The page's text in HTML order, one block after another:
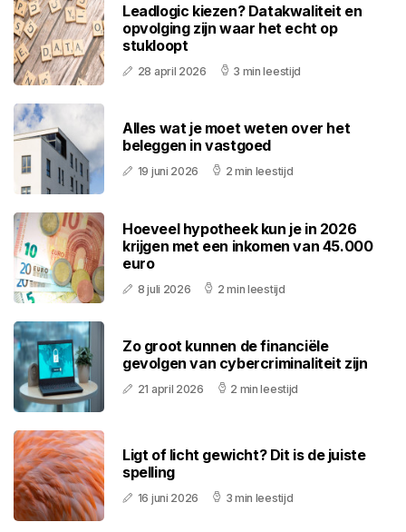
Leadlogic kiezen? Datakwaliteit en
opvolging zijn waar het echt op
stukloopt
28 april 2026 3 min leestijd
Alles wat je moet weten over het
beleggen in vastgoed
19 juni 2026 2 min leestijd
Hoeveel hypotheek kun je in 2026
krijgen met een inkomen van 45.000
euro
8 juli 2026 2 min leestijd
Zo groot kunnen de financiële
gevolgen van cybercriminaliteit zijn
21 april 2026 2 min leestijd
Ligt of licht gewicht? Dit is de juiste
spelling
16 juni 2026 3 min leestijd